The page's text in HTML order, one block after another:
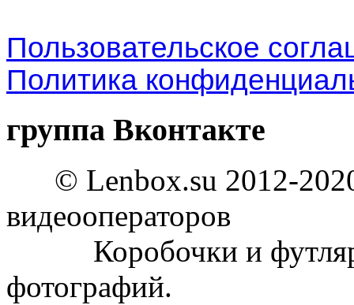
Пользовательское
Политика
группа Вконтакте
© Lenbox.su 2012-
видеооператоров
Коробочки и
фотографий.